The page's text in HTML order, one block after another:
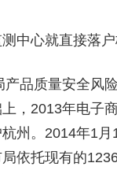
中心就直接落户
产品质量安全风
，2013年电子
州。2014年1月
依托现有的